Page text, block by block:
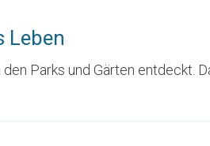
Leben
Parks und Gärten entdeckt.